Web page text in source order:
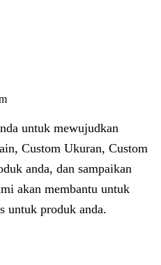
untuk mewujudkan
Custom Ukuran, Custom
anda, dan sampaikan
akan membantu untuk
untuk produk anda.